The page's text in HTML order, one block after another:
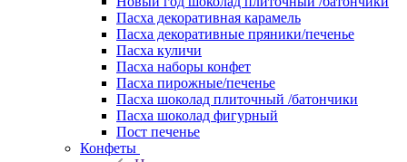
Пасха декоративная карамель
Пасха декоративные пряники/печенье
Пасха куличи
Пасха наборы конфет
Пасха пирожные/печенье
Пасха шоколад плиточный /батончики
Пасха шоколад фигурный
Пост печенье
Конфеты